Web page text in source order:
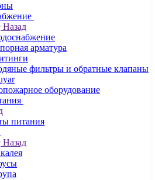
Назад
арматура
фильтры и обратные клапаны
оборудование
питания
Назад